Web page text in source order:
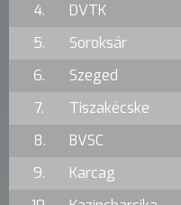
4.
DVTK
5.
Soroksár
6.
Szeged
7.
Tiszakécske
8.
BVSC
9.
Karcag